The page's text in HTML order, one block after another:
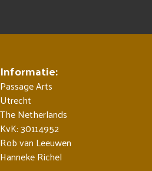
Informatie:
Passage Arts
Utrecht
The Netherlands
KvK: 30114952
Rob van Leeuwen
Hanneke Richel